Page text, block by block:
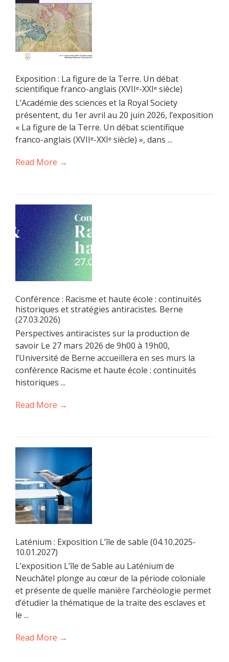
Exposition : La figure de la Terre. Un débat
scientifique franco-anglais (XVIIᵉ-XXIᵉ siècle)
L’Académie des sciences et la Royal Society
présentent, du 1er avril au 20 juin 2026, l’exposition
« La figure de la Terre. Un débat scientifique
franco-anglais (XVIIᵉ-XXIᵉ siècle) », dans ...
Read More →
Conférence : Racisme et haute école : continuités
historiques et stratégies antiracistes. Berne
(27.03.2026)
Perspectives antiracistes sur la production de
savoir Le 27 mars 2026 de 9h00 à 19h00,
l’Université de Berne accueillera en ses murs la
conférence Racisme et haute école : continuités
historiques ...
Read More →
Laténium : Exposition L’île de sable (04.10.2025-
10.01.2027)
L’exposition L’île de Sable au Laténium de
Neuchâtel plonge au cœur de la période coloniale
et présente de quelle manière l’archéologie permet
d’étudier la thématique de la traite des esclaves et
le ...
Read More →